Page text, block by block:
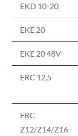
EKD 10-20
EKE 20
EKE 20 48V
ERC 12,5
ERC
Z12/Z14/Z16